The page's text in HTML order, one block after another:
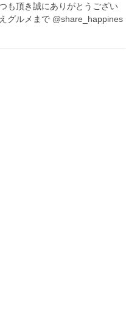
も頂き誠にありがとうござい
グルメまで️ @share_happines